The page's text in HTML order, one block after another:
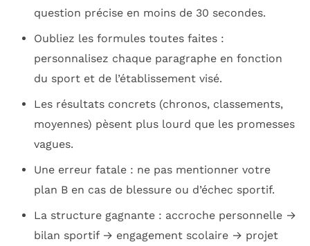
question précise en moins de 30 secondes.
Oubliez les formules toutes faites :
personnalisez chaque paragraphe en fonction
du sport et de l’établissement visé.
Les résultats concrets (chronos, classements,
moyennes) pèsent plus lourd que les promesses
vagues.
Une erreur fatale : ne pas mentionner votre
plan B en cas de blessure ou d’échec sportif.
La structure gagnante : accroche personnelle →
bilan sportif → engagement scolaire → projet